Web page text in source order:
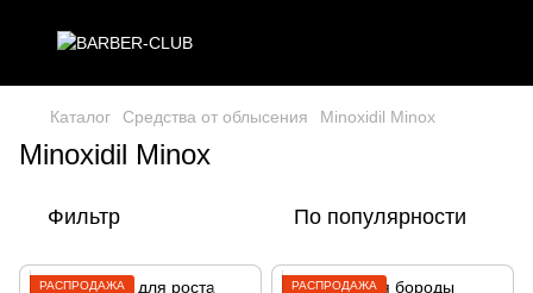
Каталог Средства от облысения Minoxidil Minox
Minoxidil Minox
Фильтр По популярности
РАСПРОДАЖА
РАСПРОДАЖА